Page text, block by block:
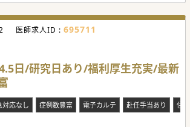
医師求人ID : 695711
4.5日/研究日あり/福利厚生充実/最新
対応なし 症例数豊富 電子カルテ 赴任手当あり 住